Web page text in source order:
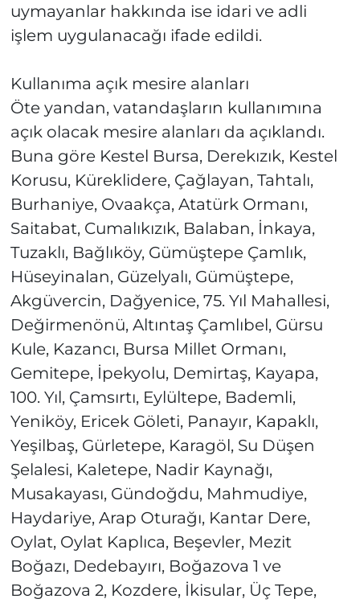
uymayanlar hakkında ise idari ve adli
işlem uygulanacağı ifade edildi.
Kullanıma açık mesire alanları
Öte yandan, vatandaşların kullanımına
açık olacak mesire alanları da açıklandı.
Buna göre Kestel Bursa, Derekızık, Kestel
Korusu, Küreklidere, Çağlayan, Tahtalı,
Burhaniye, Ovaakça, Atatürk Ormanı,
Saitabat, Cumalıkızık, Balaban, İnkaya,
Tuzaklı, Bağlıköy, Gümüştepe Çamlık,
Hüseyinalan, Güzelyalı, Gümüştepe,
Akgüvercin, Dağyenice, 75. Yıl Mahallesi,
Değirmenönü, Altıntaş Çamlıbel, Gürsu
Kule, Kazancı, Bursa Millet Ormanı,
Gemitepe, İpekyolu, Demirtaş, Kayapa,
100. Yıl, Çamsırtı, Eylültepe, Bademli,
Yeniköy, Ericek Göleti, Panayır, Kapaklı,
Yeşilbaş, Gürletepe, Karagöl, Su Düşen
Şelalesi, Kaletepe, Nadir Kaynağı,
Musakayası, Gündoğdu, Mahmudiye,
Haydariye, Arap Oturağı, Kantar Dere,
Oylat, Oylat Kaplıca, Beşevler, Mezit
Boğazı, Dedebayırı, Boğazova 1 ve
Boğazova 2, Kozdere, İkisular, Üç Tepe,